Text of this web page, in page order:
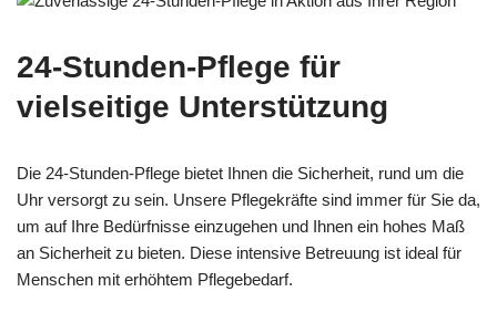
24-Stunden-Pflege für
vielseitige Unterstützung
Die 24-Stunden-Pflege bietet Ihnen die Sicherheit, rund um die
Uhr versorgt zu sein. Unsere Pflegekräfte sind immer für Sie da,
um auf Ihre Bedürfnisse einzugehen und Ihnen ein hohes Maß
an Sicherheit zu bieten. Diese intensive Betreuung ist ideal für
Menschen mit erhöhtem Pflegebedarf.